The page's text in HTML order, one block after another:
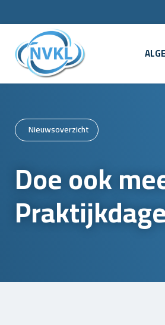
Nieuwsoverzicht
Doe ook